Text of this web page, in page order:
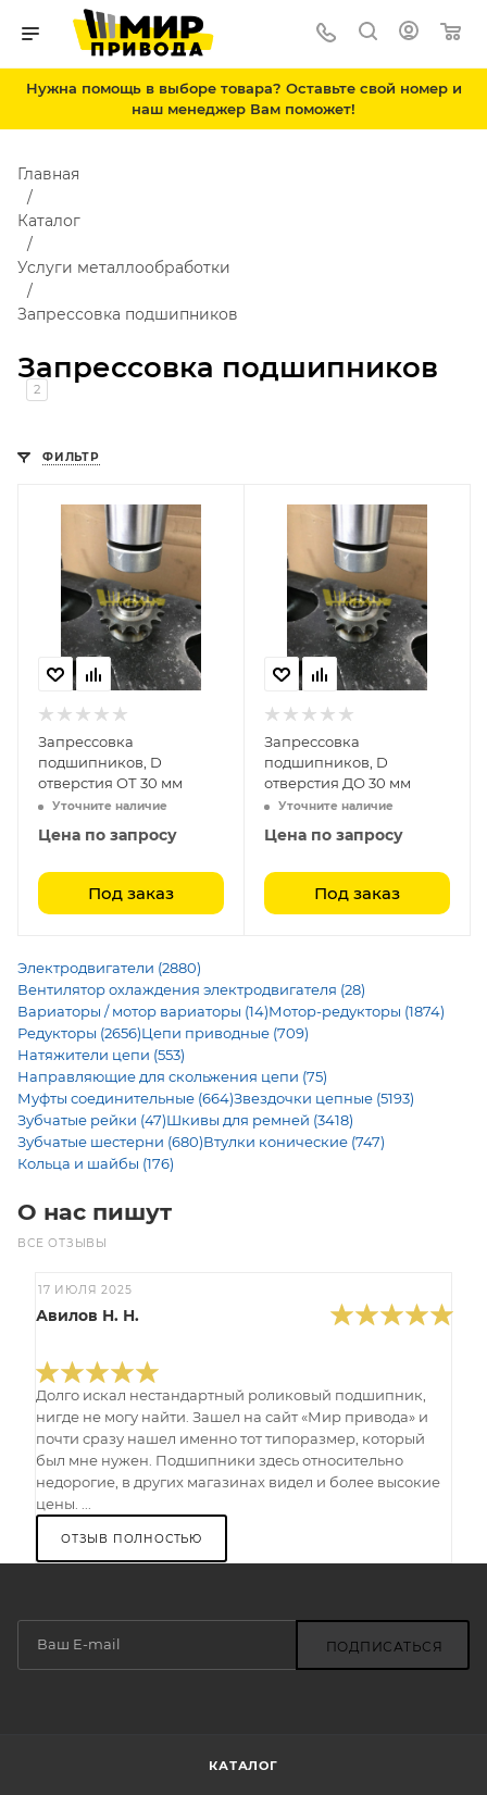
Нужна помощь в выборе товара? Оставьте свой номер и
наш менеджер Вам поможет!
Запрессовка подшипников
2
Главная
Каталог
Услуги металлообработки
Запрессовка подшипников
ФИЛЬТР
Запрессовка
подшипников, D
отверстия ОТ 30 мм
Уточните наличие
Цена по запросу
Под заказ
Запрессовка
подшипников, D
отверстия ДО 30 мм
Уточните наличие
Цена по запросу
Под заказ
Электродвигатели (2880)
Вентилятор охлаждения электродвигателя (28)
Вариаторы / мотор вариаторы (14)Мотор-редукторы (1874)
Редукторы (2656)Цепи приводные (709)
Натяжители цепи (553)
Направляющие для скольжения цепи (75)
Муфты соединительные (664)Звездочки цепные (5193)
Зубчатые рейки (47)Шкивы для ремней (3418)
Зубчатые шестерни (680)Втулки конические (747)
Кольца и шайбы (176)
О нас пишут
ВСЕ ОТЗЫВЫ
17 ИЮЛЯ 2025
Авилов Н. Н.
Долго искал нестандартный роликовый подшипник,
нигде не могу найти. Зашел на сайт «Мир привода» и
почти сразу нашел именно тот типоразмер, который
был мне нужен. Подшипники здесь относительно
недорогие, в других магазинах видел и более высокие
цены. ...
ОТЗЫВ ПОЛНОСТЬЮ
ПОДПИСАТЬСЯ
КАТАЛОГ